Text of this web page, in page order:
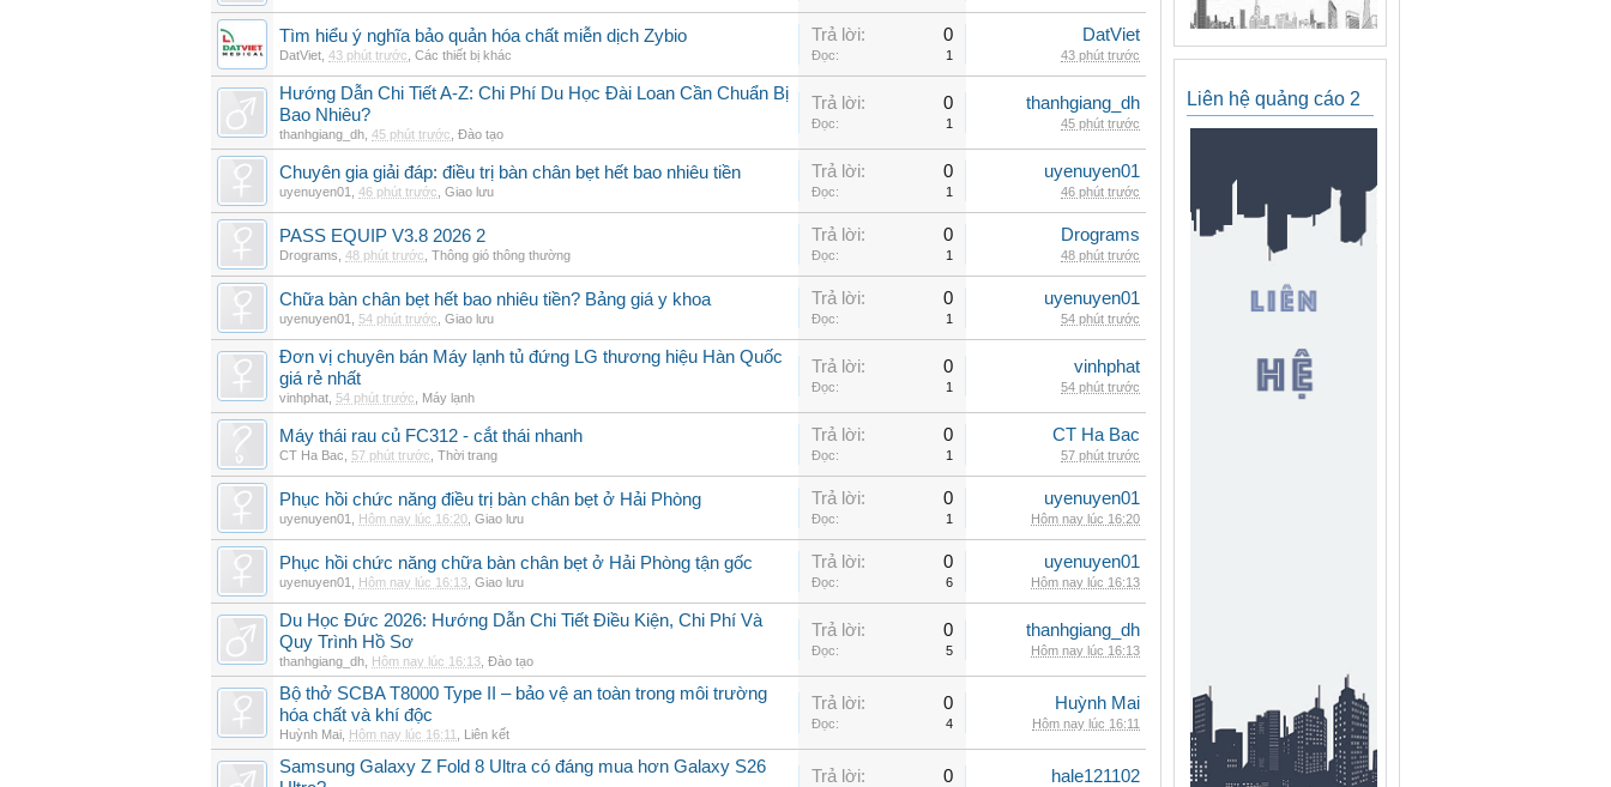
Tìm hiểu ý nghĩa bảo quản hóa chất miễn dịch Zybio
DatViet 43 phút trước Các thiết bị khác
Trả lời: 0
Đọc: 1
DatViet
43 phút trước
Hướng Dẫn Chi Tiết A-Z: Chi Phí Du Học Đài Loan Cần Chuẩn Bị
Bao Nhiêu?
thanhgiang_dh 45 phút trước Đào tạo
Trả lời: 0
Đọc: 1
thanhgiang_dh
45 phút trước
Chuyên gia giải đáp: điều trị bàn chân bẹt hết bao nhiêu tiền
uyenuyen01 46 phút trước Giao lưu
Trả lời: 0
Đọc: 1
uyenuyen01
46 phút trước
PASS EQUIP V3.8 2026 2
Drograms 48 phút trước Thông gió thông thường
Trả lời: 0
Đọc: 1
Drograms
48 phút trước
Chữa bàn chân bẹt hết bao nhiêu tiền? Bảng giá y khoa
uyenuyen01 54 phút trước Giao lưu
Trả lời: 0
Đọc: 1
uyenuyen01
54 phút trước
Đơn vị chuyên bán Máy lạnh tủ đứng LG thương hiệu Hàn Quốc
giá rẻ nhất
vinhphat 54 phút trước Máy lạnh
Trả lời: 0
Đọc: 1
vinhphat
54 phút trước
Máy thái rau củ FC312 - cắt thái nhanh
CT Ha Bac 57 phút trước Thời trang
Trả lời: 0
Đọc: 1
CT Ha Bac
57 phút trước
Phục hồi chức năng điều trị bàn chân bẹt ở Hải Phòng
uyenuyen01 Hôm nay lúc 16:20 Giao lưu
Trả lời: 0
Đọc: 1
uyenuyen01
Hôm nay lúc 16:20
Phục hồi chức năng chữa bàn chân bẹt ở Hải Phòng tận gốc
uyenuyen01 Hôm nay lúc 16:13 Giao lưu
Trả lời: 0
Đọc: 6
uyenuyen01
Hôm nay lúc 16:13
Du Học Đức 2026: Hướng Dẫn Chi Tiết Điều Kiện, Chi Phí Và
Quy Trình Hồ Sơ
thanhgiang_dh Hôm nay lúc 16:13 Đào tạo
Trả lời: 0
Đọc: 5
thanhgiang_dh
Hôm nay lúc 16:13
Bộ thở SCBA T8000 Type II – bảo vệ an toàn trong môi trường
hóa chất và khí độc
Huỳnh Mai Hôm nay lúc 16:11 Liên kết
Trả lời: 0
Đọc: 4
Huỳnh Mai
Hôm nay lúc 16:11
Samsung Galaxy Z Fold 8 Ultra có đáng mua hơn Galaxy S26
Trả lời: 0 hale121102
Liên hệ quảng cáo 2